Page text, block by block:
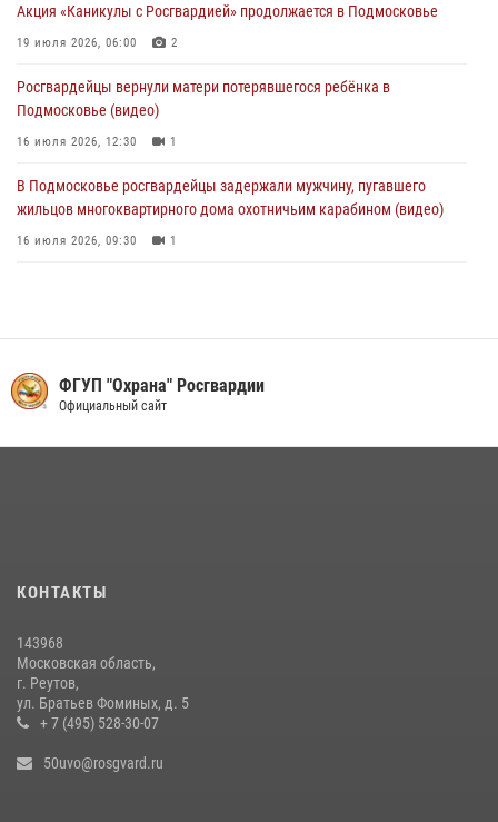
действиях в Подмосковье (видео)
31 июля 2026, 09:30 1
Акция «Каникулы с Росгвардией» продолжается в Подмосковье
19 июля 2026, 06:00 2
Росгвардейцы вернули матери потерявшегося ребёнка в
Подмосковье (видео)
16 июля 2026, 12:30 1
В Подмосковье росгвардейцы задержали мужчину, пугавшего
жильцов многоквартирного дома охотничьим карабином (видео)
16 июля 2026, 09:30 1
31 июля 2026, 14:00
Росгвардейцы пресекли кражу на крупную сумму с охраняемого
объекта в Подмосковье (видео)
14 июля 2026, 14:41
ФГУП "Охрана" Росгвардии
Официальный сайт
КОНТАКТЫ
143968
Московская область,
г. Реутов,
ул. Братьев Фоминых, д. 5
+ 7 (495) 528-30-07
50uvo@rosgvard.ru